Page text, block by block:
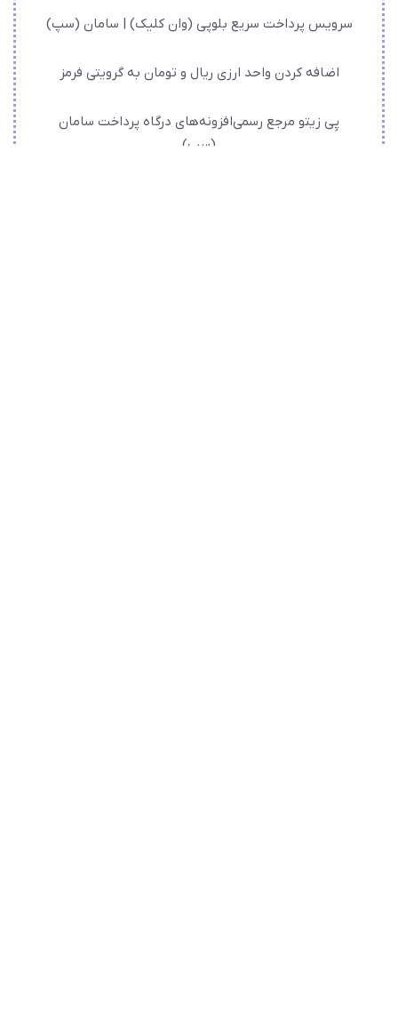
سرویس پرداخت سریع بلوپی (وان کلیک) |‌ سامان (سپ)
اضافه کردن واحد ارزی ریال و تومان به گرویتی فرمز
پِی زیتو مرجع رسمی‌افزونه‌های درگاه پرداخت سامان
(سپ)